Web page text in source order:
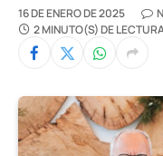
16 DE ENERO DE 2025
2 MINUTO(S) DE